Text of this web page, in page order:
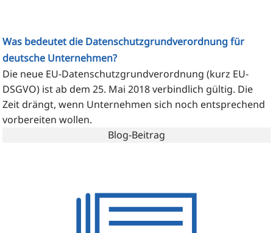
Was bedeutet die Datenschutzgrundverordnung für
deutsche Unternehmen?
Die neue EU-Daten­schutz­grund­ver­ord­nung (kurz EU-
DSGVO) ist ab dem 25. Mai 2018 ver­bind­lich gül­tig. Die
Zeit drängt, wenn Unter­neh­men sich noch ent­spre­chend
vor­be­rei­ten wollen.
Blog-Beitrag